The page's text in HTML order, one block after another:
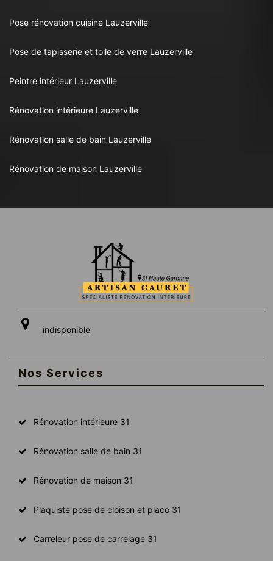
Pose rénovation cuisine Lauzerville
Pose de tapisserie et toile de verre Lauzerville
Peintre intérieur Lauzerville
Rénovation intérieure Lauzerville
Rénovation salle de bain Lauzerville
Rénovation de maison Lauzerville
indisponible
Nos Services
Rénovation intérieure 31
Rénovation salle de bain 31
Rénovation de maison 31
Plaquiste pose de cloison et placo 31
Carreleur pose de carrelage 31